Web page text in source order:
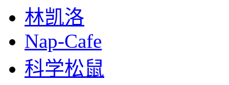
林凯洛
Nap-Cafe
科学松鼠